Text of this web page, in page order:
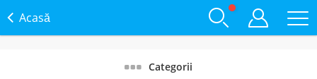
Acasă
Categorii